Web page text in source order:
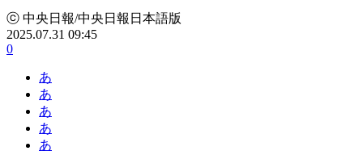
ⓒ 中央日報/中央日報日本語版
2025.07.31 09:45
0
あ
あ
あ
あ
あ